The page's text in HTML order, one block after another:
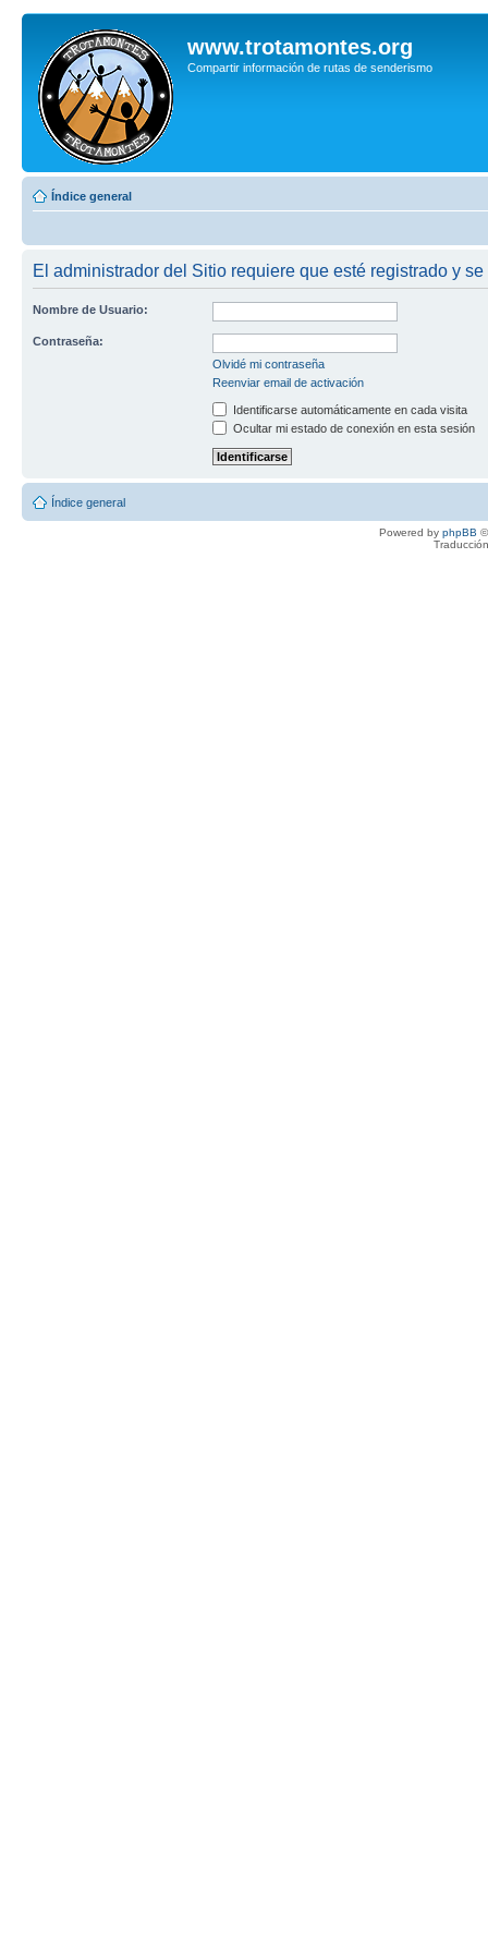
www.trotamontes.org
Compartir información de rutas de senderismo
Índice general
El administrador del Sitio requiere que esté registrado y
Nombre de Usuario:
Contraseña:
Olvidé mi contraseña
Reenviar email de activación
Identificarse automáticamente en cada visita
Ocultar mi estado de conexión en esta sesión
Índice general
Powered by phpBB